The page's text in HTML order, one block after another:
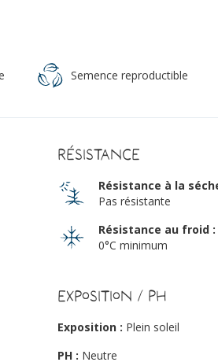
Semence reproductible
Résistance
Résistance à la
Pas résistante
Résistance au froid :
0°C minimum
Exposition / PH
Exposition : Plein soleil
PH : Neutre